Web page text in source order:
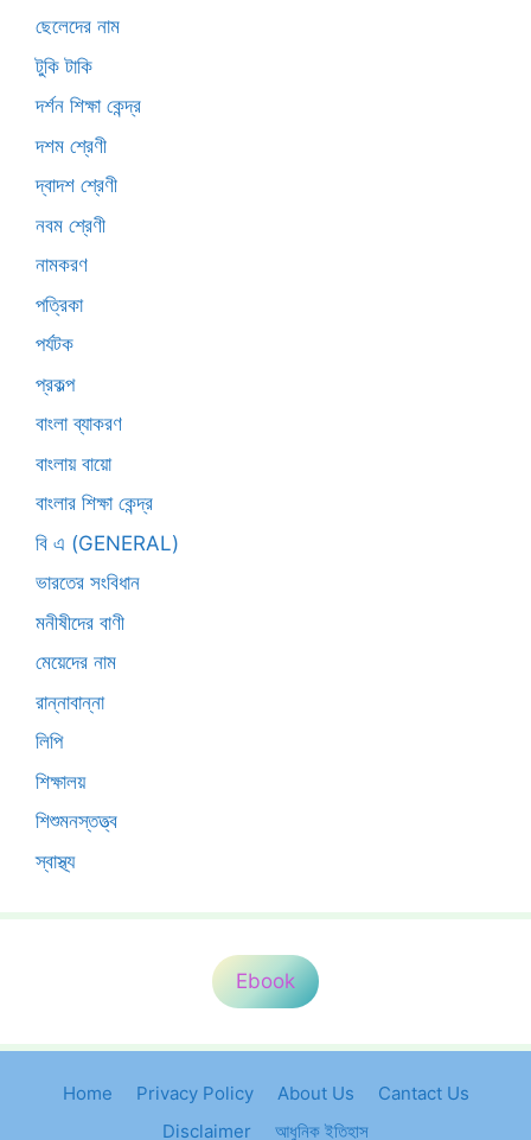
ছেলেদের নাম
টুকি টাকি
দর্শন শিক্ষা কেন্দ্র
দশম শ্রেণী
দ্বাদশ শ্রেণী
নবম শ্রেণী
নামকরণ
পত্রিকা
পর্যটক
প্রকল্প
বাংলা ব্যাকরণ
বাংলায় বায়ো
বাংলার শিক্ষা কেন্দ্র
বি এ (GENERAL)
ভারতের সংবিধান
মনীষীদের বাণী
মেয়েদের নাম
রান্নাবান্না
লিপি
শিক্ষালয়
শিশুমনস্তত্ত্ব
স্বাস্থ্য
Ebook
Home Privacy Policy About Us
Cantact Us
Disclaimer
আধুনিক ইতিহাস